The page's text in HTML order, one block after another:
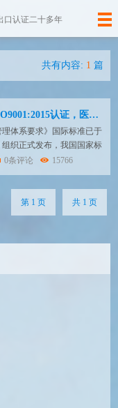
口认证二十多年
共有内容: 1 篇
ISO13485:2016与ISO9001:2015认证，医疗器械企业如何更好地融合应用
理体系要求》国际标准已于
组织正式发布，我国国家标
转化国标过程中，预计会
注：国内已经完成转化：
《医疗器械 质
要求》国际标准已...
0条评论 15766
第 1 页 共 1 页